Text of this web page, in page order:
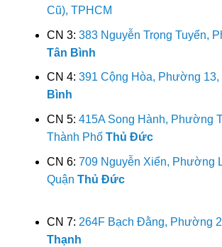
Cũ), TPHCM
CN 3: 383 Nguyễn Trọng Tuyển,
Tân Bình
CN 4: 391 Cộng Hòa, Phường 13,
Bình
CN 5: 415A Song Hành, Phường
Thành Phố Thủ Đức
CN 6: 709 Nguyễn Xiển, Phường
Quận Thủ Đức
CN 7: 264F Bạch Đằng, Phường
Thạnh